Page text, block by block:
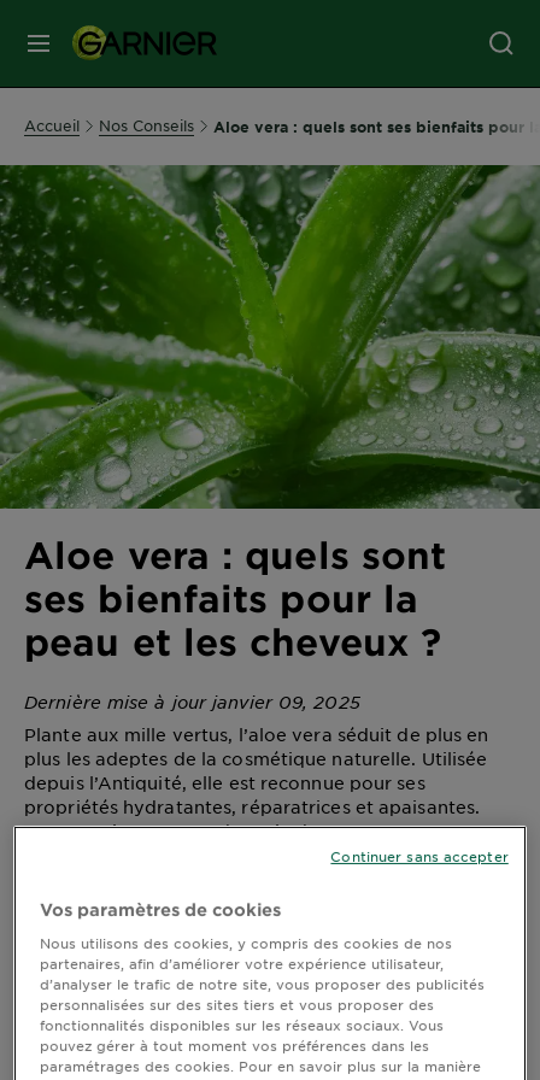
MENU
SOINS
SOINS
CHEVEUX
COLORATION
SOLAIRE
SERVICES
DIAGNOSTICS
NOS
ENGAGEMENTS
Au coeur
de
l'ingrédient
Bündchen
Notre
magazine
Accueil Nos Conseils Aloe vera : quels sont ses bienfaits pour
Aloe vera : quels sont
ses bienfaits pour la
peau et les cheveux ?
Dernière mise à jour janvier 09, 2025
Plante aux mille vertus, l’aloe vera séduit de plus en
plus les adeptes de la cosmétique naturelle. Utilisée
depuis l’Antiquité, elle est reconnue pour ses
propriétés hydratantes, réparatrices et apaisantes.
Que ce soit pour prendre soin de votre peau ou
revitaliser vos cheveux, l’aloe vera pourrait bien
beauté ! Pourquoi ? Et comment l’intégrer à son
quotidien ? Nos réponses sont dans cet article.
Qu’est-ce que l’aloe vera ?
L’aloe vera (Aloe Barbadensis) est une plante
Vos paramètres de cookies
Nous utilisons des cookies, y compris des cookies de nos
partenaires, afin d’améliorer votre expérience utilisateur,
d’analyser le trafic de notre site, vous proposer des publicités
personnalisées sur des sites tiers et vous proposer des
fonctionnalités disponibles sur les réseaux sociaux. Vous
pouvez gérer à tout moment vos préférences dans les
paramétrages des cookies. Pour en savoir plus sur la manière
Continuer sans accepter